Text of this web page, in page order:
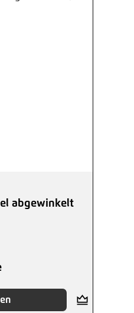
abgewinkelt